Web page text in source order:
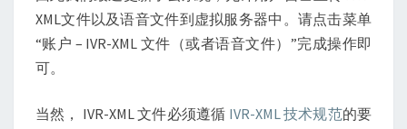
XML文件以及语音文件到虚拟服务器中。请点击菜单
“账户 – IVR-XML 文件（或者语音文件）”完成操作即
可。
当然， IVR-XML 文件必须遵循 IVR-XML 技术规范的要